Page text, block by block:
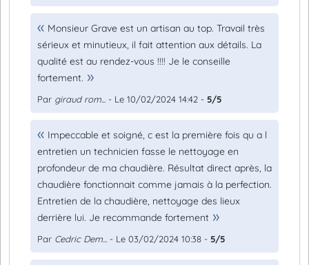
Monsieur Grave est un artisan au top. Travail très
sérieux et minutieux, il fait attention aux détails. La
qualité est au rendez-vous !!!! Je le conseille
fortement.
Par giraud rom... - Le 10/02/2024 14:42 - 5/5
Impeccable et soigné, c est la première fois qu a l
entretien un technicien fasse le nettoyage en
profondeur de ma chaudière. Résultat direct après, la
chaudière fonctionnait comme jamais à la perfection.
Entretien de la chaudière, nettoyage des lieux
derrière lui. Je recommande fortement
Par Cedric Dem... - Le 03/02/2024 10:38 - 5/5